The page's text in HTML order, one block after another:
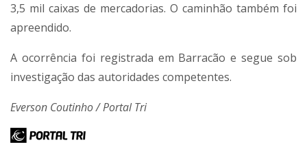
3,5 mil caixas de mercadorias. O caminhão também foi
apreendido.
A ocorrência foi registrada em Barracão e segue sob
investigação das autoridades competentes.
Everson Coutinho / Portal Tri